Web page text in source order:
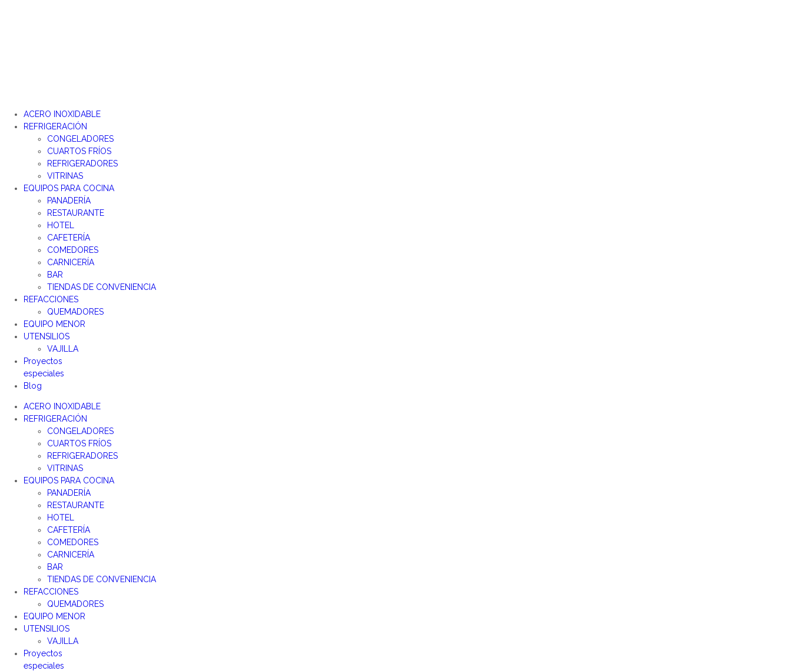
ACERO INOXIDABLE
REFRIGERACIÓN
CONGELADORES
CUARTOS FRÍOS
REFRIGERADORES
VITRINAS
EQUIPOS PARA COCINA
PANADERÍA
RESTAURANTE
HOTEL
CAFETERÍA
COMEDORES
CARNICERÍA
BAR
TIENDAS DE CONVENIENCIA
REFACCIONES
QUEMADORES
EQUIPO MENOR
UTENSILIOS
VAJILLA
Proyectos
especiales
Blog
ACERO INOXIDABLE
REFRIGERACIÓN
CONGELADORES
CUARTOS FRÍOS
REFRIGERADORES
VITRINAS
EQUIPOS PARA COCINA
PANADERÍA
RESTAURANTE
HOTEL
CAFETERÍA
COMEDORES
CARNICERÍA
BAR
TIENDAS DE CONVENIENCIA
REFACCIONES
QUEMADORES
EQUIPO MENOR
UTENSILIOS
VAJILLA
Proyectos
especiales